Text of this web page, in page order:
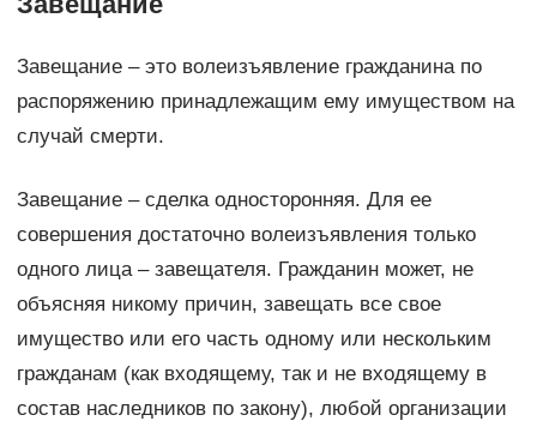
Завещание – это волеизъявление гражданина по
распоряжению принадлежащим ему имуществом на
случай смерти.
Завещание – сделка односторонняя. Для ее
совершения достаточно волеизъявления только
одного лица – завещателя. Гражданин может, не
объясняя никому причин, завещать все свое
имущество или его часть одному или нескольким
гражданам (как входящему, так и не входящему в
состав наследников по закону), любой организации